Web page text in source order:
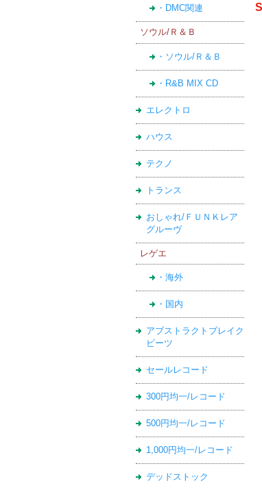
・DMC関連
ソウル/Ｒ＆Ｂ
・ソウル/Ｒ＆Ｂ
・R&B MIX CD
エレクトロ
ハウス
テクノ
トランス
おしゃれ/ＦＵＮＫレア
グルーヴ
レゲエ
・海外
・国内
アブストラクトブレイク
ビーツ
セールレコード
300円均一/レコード
500円均一/レコード
1,000円均一/レコード
デッドストック